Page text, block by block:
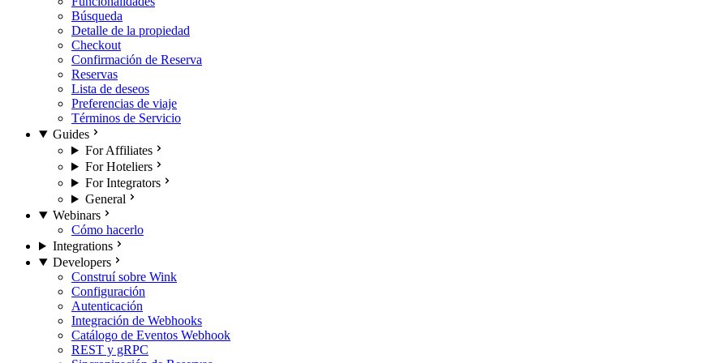
Búsqueda
Detalle de la propiedad
Checkout
Confirmación de Reserva
Reservas
Lista de deseos
Preferencias de viaje
Términos de Servicio
Guides
For Affiliates
For Hoteliers
For Integrators
General
Webinars
Cómo hacerlo
Integrations
Developers
Construí sobre Wink
Configuración
Autenticación
Integración de Webhooks
Catálogo de Eventos Webhook
REST y gRPC